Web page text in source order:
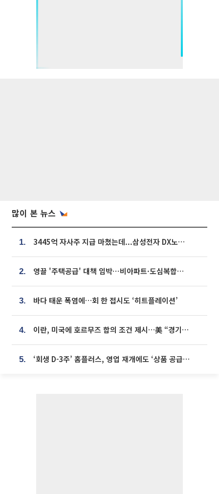
많이 본 뉴스
1. 3445억 자사주 지급 마쳤는데...삼성전자 DX노조, 뒤늦은 '떼쓰기 집회'
2. 영끌 '주택공급' 대책 임박⋯비아파트·도심복합까지 총동원
3. 바다 태운 폭염에…회 한 접시도 ‘히트플레이션’
4. 이란, 미국에 호르무즈 합의 조건 제시…美 “경기 아직 안 끝나” [종합]
5. ‘회생 D-3주’ 홈플러스, 영업 재개에도 ‘상품 공급망’ 복구가 생존 관건